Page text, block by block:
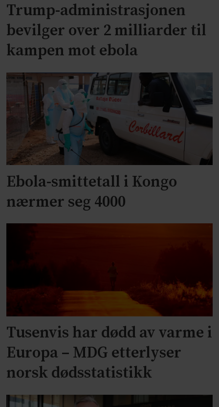
Trump-administrasjonen
bevilger over 2 milliarder til
kampen mot ebola
Ebola-smittetall i Kongo
nærmer seg 4000
Tusenvis har dødd av varme i
Europa – MDG etterlyser
norsk dødsstatistikk